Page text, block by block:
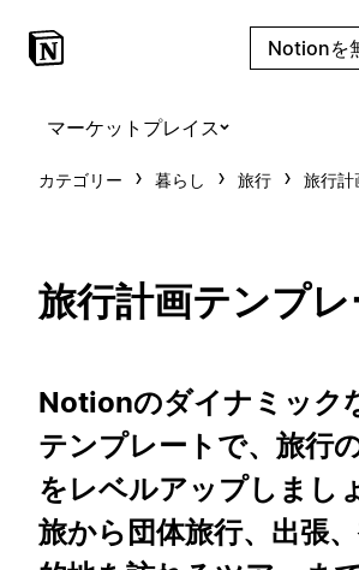
Notionを
マーケットプレイス
カテゴリー 暮らし 旅行 旅行計
旅行計画テンプレ
Notionのダイナミック
テンプレートで、旅行
をレベルアップしまし
旅から団体旅行、出張